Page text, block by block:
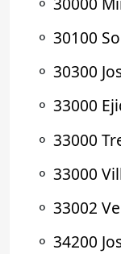
⚬ 30100
⚬ 30300
⚬ 33000
⚬ 33000
⚬ 33000
⚬ 33002
⚬ 34200